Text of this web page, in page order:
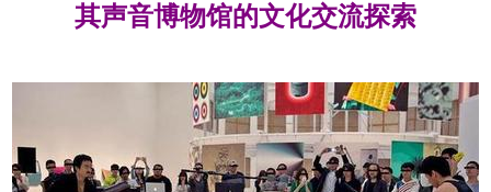
其声音博物馆的文化交流探索